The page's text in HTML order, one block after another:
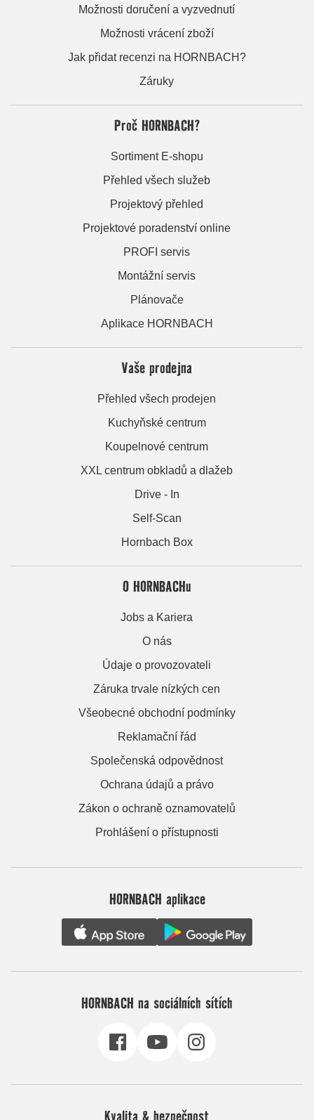
Možnosti doručení a vyzvednutí
Možnosti vrácení zboží
Jak přidat recenzi na HORNBACH?
Záruky
Proč HORNBACH?
Sortiment E-shopu
Přehled všech služeb
Projektový přehled
Projektové poradenství online
PROFI servis
Montážní servis
Plánovače
Aplikace HORNBACH
Vaše prodejna
Přehled všech prodejen
Kuchyňské centrum
Koupelnové centrum
XXL centrum obkladů a dlažeb
Drive - In
Self-Scan
Hornbach Box
O HORNBACHu
Jobs a Kariera
O nás
Údaje o provozovateli
Záruka trvale nízkých cen
Všeobecné obchodní podmínky
Reklamační řád
Společenská odpovědnost
Ochrana údajů a právo
Zákon o ochraně oznamovatelů
Prohlášení o přístupnosti
HORNBACH aplikace
HORNBACH na sociálních sítích
Kvalita & bezpečnost